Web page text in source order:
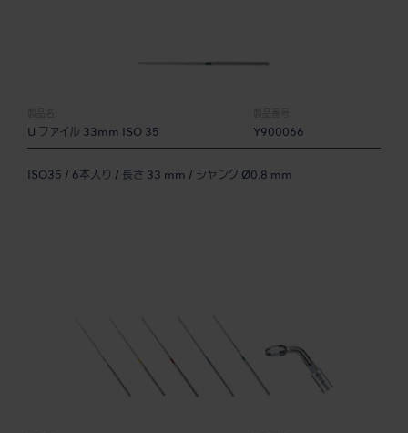
製品名:
U ファイル 33mm ISO 35
製品番号:
Y900066
ISO35 / 6本入り / 長さ 33 mm / シャンク Ø0.8 mm